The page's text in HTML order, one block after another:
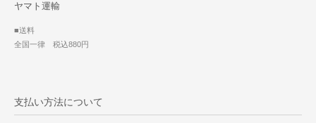
ヤマト運輸
■送料
全国一律 税込880円
支払い方法について